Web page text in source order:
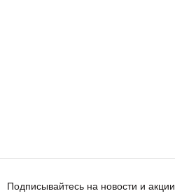
Подписывайтесь на новости и акции